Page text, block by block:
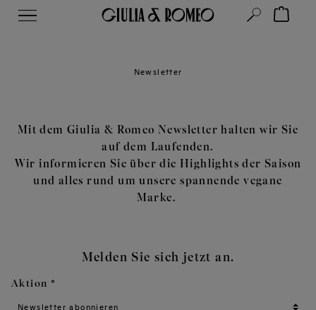
Newsletter
Mit dem Giulia & Romeo Newsletter halten wir Sie
auf dem Laufenden.
Wir informieren Sie über die Highlights der Saison
und alles rund um unsere spannende vegane
Marke.
Melden Sie sich jetzt an.
Aktion *